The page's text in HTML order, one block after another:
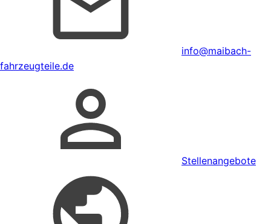
info@maibach-
fahrzeugteile.de
Stellenangebote